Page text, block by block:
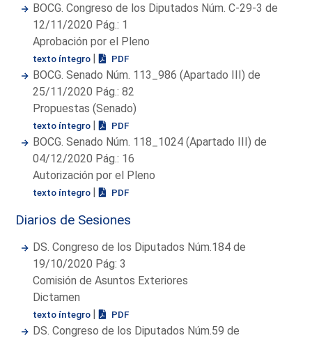
BOCG. Congreso de los Diputados Núm. C-29-3 de
12/11/2020 Pág.: 1
Aprobación por el Pleno
texto íntegro | PDF
BOCG. Senado Núm. 113_986 (Apartado III) de
25/11/2020 Pág.: 82
Propuestas (Senado)
texto íntegro | PDF
BOCG. Senado Núm. 118_1024 (Apartado III) de
04/12/2020 Pág.: 16
Autorización por el Pleno
texto íntegro | PDF
Diarios de Sesiones
DS. Congreso de los Diputados Núm.184 de
19/10/2020 Pág: 3
Comisión de Asuntos Exteriores
Dictamen
texto íntegro | PDF
DS. Congreso de los Diputados Núm.59 de